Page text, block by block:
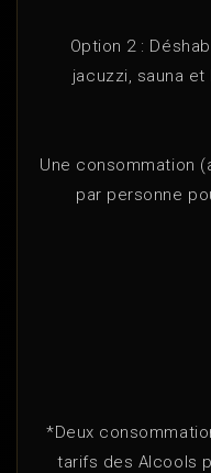
Option 2 :
jacuzzi, sauna
Une consommation
par personne
*Deux
tarifs des Alcools